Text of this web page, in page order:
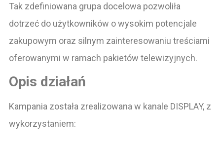
Tak zdefiniowana grupa docelowa pozwoliła
dotrzeć do użytkowników o wysokim potencjale
zakupowym oraz silnym zainteresowaniu treściami
oferowanymi w ramach pakietów telewizyjnych.
Opis działań
Kampania została zrealizowana w kanale DISPLAY, z
wykorzystaniem: